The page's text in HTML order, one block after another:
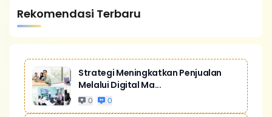
Rekomendasi Terbaru
Strategi Meningkatkan Penjualan
Melalui Digital Ma...
0 0